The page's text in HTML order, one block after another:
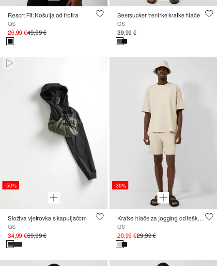
Resort Fit: Košulja od frotira
QS
26,99 €49,99 €
Seersucker trenirke kratke hlače
QS
39,99 €
Paused • Muted
-50%
Složiva vjetrovka s kapuljačom
QS
34,99 €69,99 €
-30%
Kratke hlače za jogging od teškog žerseja
QS
20,99 €29,99 €